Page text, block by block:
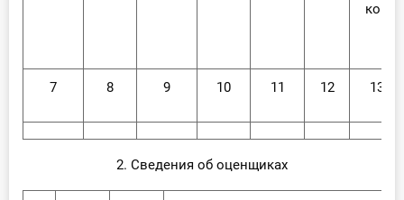
ков
7 8 9 10 11 12 13
2. Сведения об оценщиках